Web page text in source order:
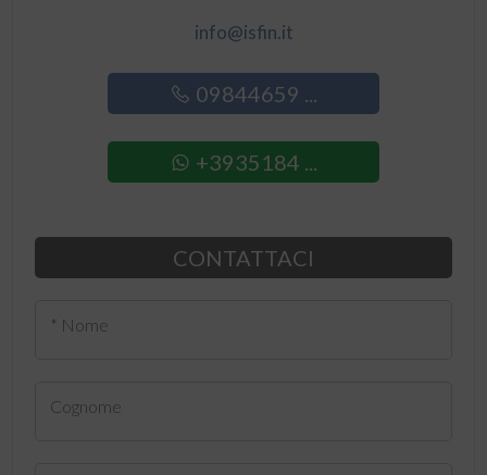
info@isfin.it
09844659 ...
+3935184 ...
CONTATTACI
* Nome
Cognome